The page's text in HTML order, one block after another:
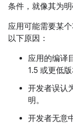
条件，就像其为明
应用可能需要某
以下原因：
应用的编译
1.5 或更低版
开发者误认
明。
开发者无意